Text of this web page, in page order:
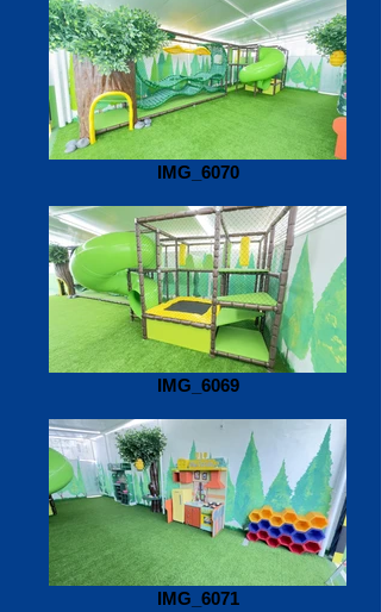
IMG_6070
IMG_6069
IMG_6071